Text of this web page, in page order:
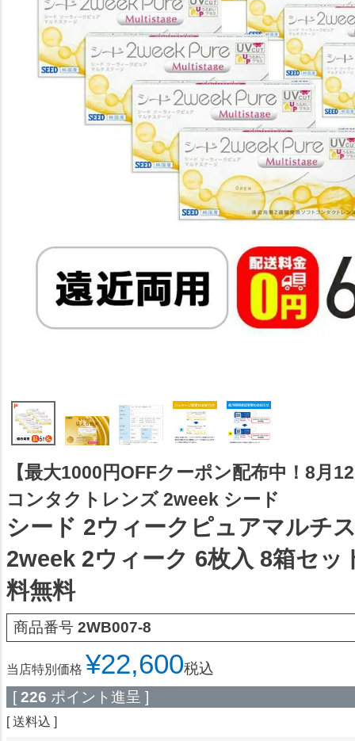
【最大1000円OFFクーポン配布中！8月
コンタクトレンズ 2week シード
シード 2ウィークピュアマルチ
2week 2ウィーク 6枚入 8箱セッ
料無料
商品番号 2WB007-8
当店特別価格 ¥22,600税込
[ 226 ポイント進呈 ]
送料込